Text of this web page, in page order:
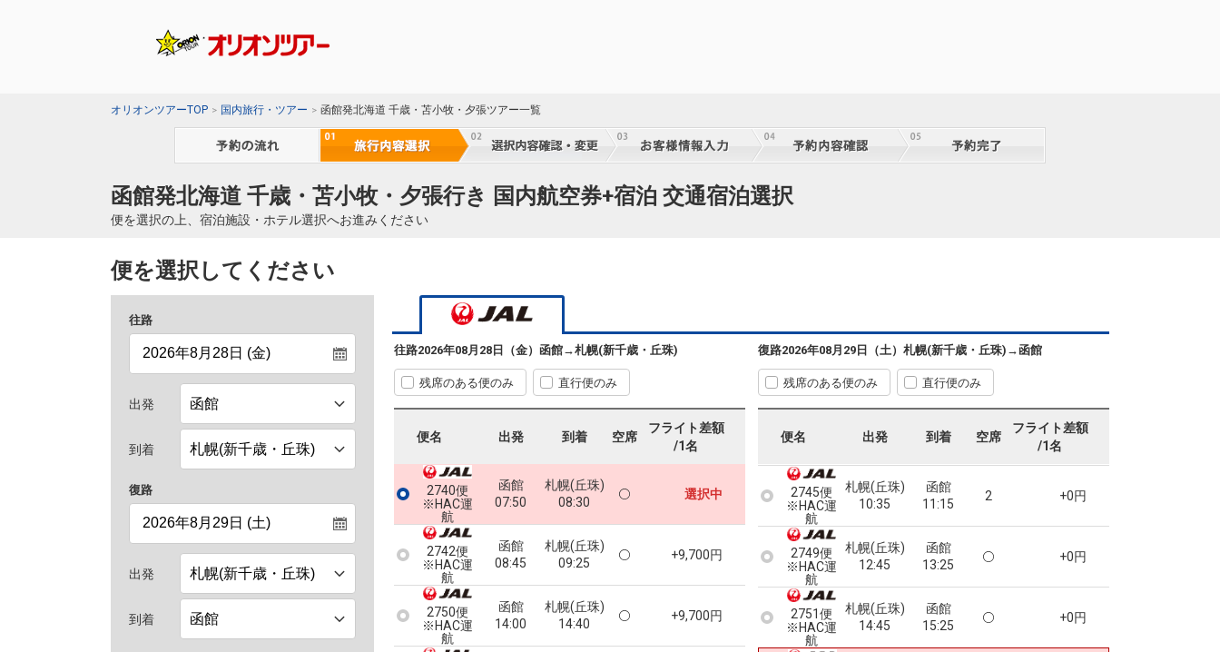
オリオンツアーTOP 国内旅行・ツアー 函館発北海道 千歳・苫小牧・夕張ツアー一覧
函館発北海道 千歳・苫小牧・夕張行き 国内航空券+宿泊 交通宿泊選択
便を選択の上、宿泊施設・ホテル選択へお進みください
便を選択してください
往路
出発
到着
復路
出発
到着
往路2026年08月28日（金） 函館→札幌(新千歳・丘珠)
残席のある便のみ 直行便のみ
便名 出発 到着 空席
フライト差額
/1名
2740便
※HAC運
航
函館
07:50
札幌(丘珠)
08:30
選択中
2742便
※HAC運
航
函館
08:45
札幌(丘珠)
09:25
+9,700円
2750便
※HAC運
航
函館
14:00
札幌(丘珠)
14:40
+9,700円
復路2026年08月29日（土） 札幌(新千歳・丘珠) →函館
残席のある便のみ 直行便のみ
便名 出発 到着 空席
フライト差額
/1名
2741便
※HAC運
07:35
函館
08:15
+0円
2745便
※HAC運
航
札幌(丘珠)
10:35
函館
11:15
2 +0円
2749便
※HAC運
航
札幌(丘珠)
12:45
函館
13:25
+0円
2751便
※HAC運
航
札幌(丘珠)
14:45
函館
15:25
+0円